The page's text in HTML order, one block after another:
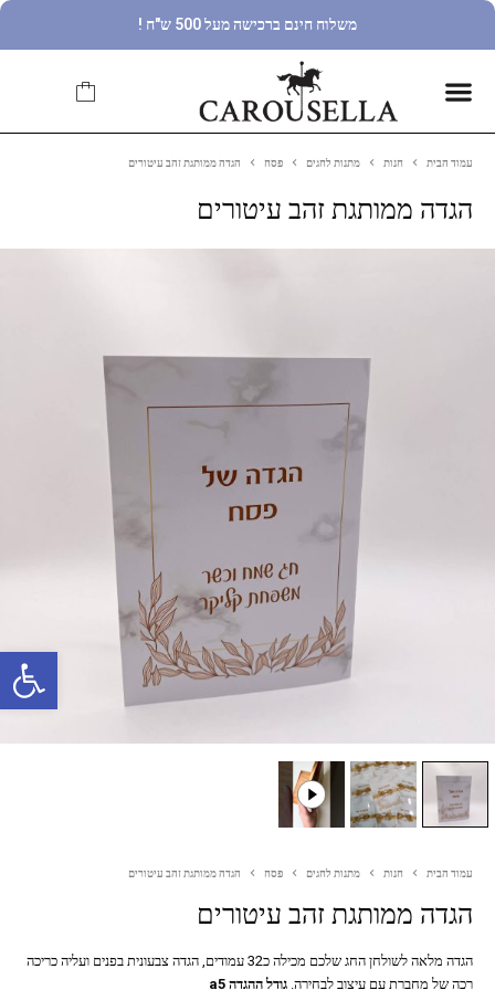
פתח סרגל נגישות
משלוח חינם ברכישה מעל 500 ש"ח !
עמוד הבית חנות מתנות לחגים פסח הגדה ממותגת זהב עיטורים
הגדה ממותגת זהב עיטורים
עמוד הבית חנות מתנות לחגים פסח הגדה ממותגת זהב עיטורים
הגדה ממותגת זהב עיטורים
הגדה מלאה לשולחן החג שלכם מכילה כ32 עמודים, הגדה צבעונית בפנים ועליה כריכה
רכה של מחברת עם עיצוב לבחירה. גודל ההגדה a5